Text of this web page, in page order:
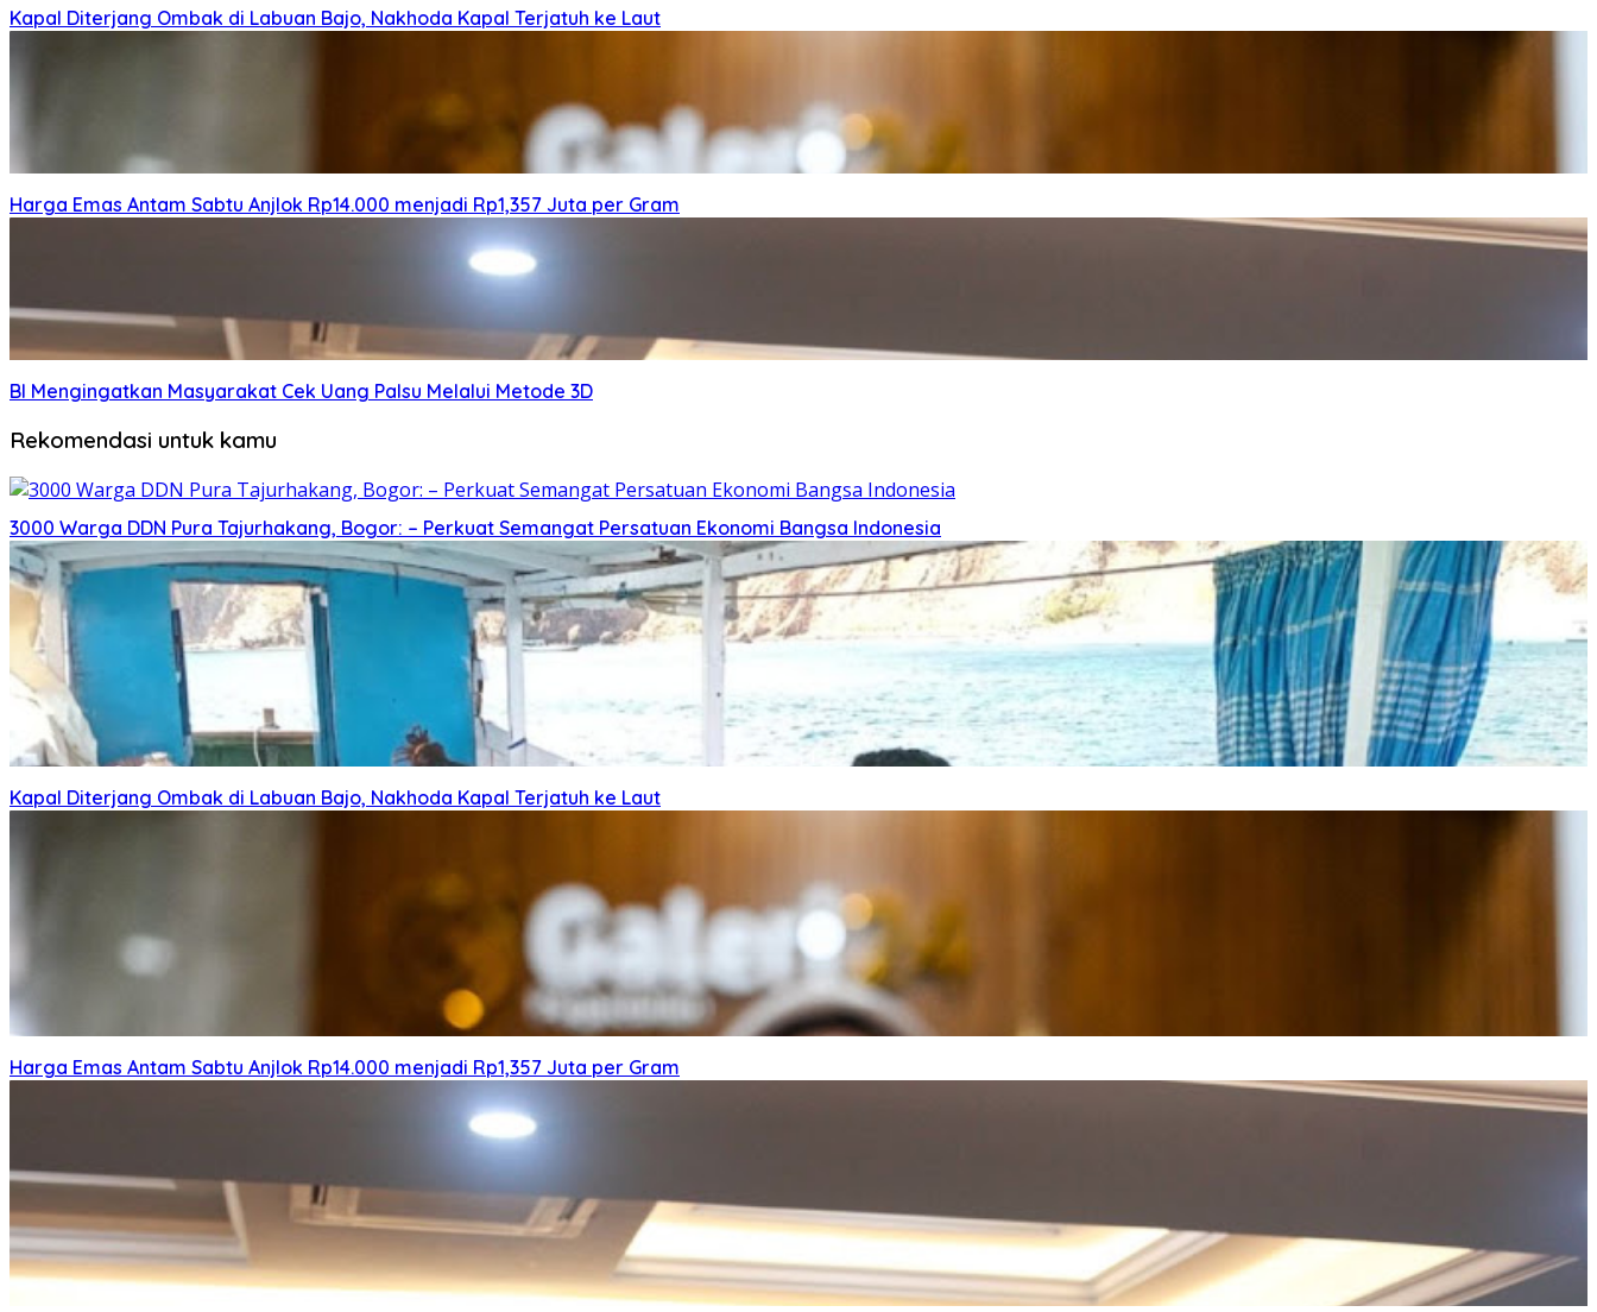
Kapal Diterjang Ombak di Labuan Bajo, Nakhoda Kapal Terjatuh ke Laut
Harga Emas Antam Sabtu Anjlok Rp14.000 menjadi Rp1,357 Juta per Gram
BI Mengingatkan Masyarakat Cek Uang Palsu Melalui Metode 3D
Rekomendasi untuk kamu
3000 Warga DDN Pura Tajurhakang, Bogor: – Perkuat Semangat Persatuan Ekonomi Bangsa Indonesia
Kapal Diterjang Ombak di Labuan Bajo, Nakhoda Kapal Terjatuh ke Laut
Harga Emas Antam Sabtu Anjlok Rp14.000 menjadi Rp1,357 Juta per Gram